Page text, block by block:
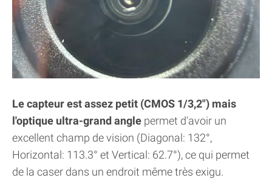
Le capteur est assez petit (CMOS 1/3,2") mais
l'optique ultra-grand angle permet d'avoir un
excellent champ de vision (Diagonal: 132°,
Horizontal: 113.3° et Vertical: 62.7°), ce qui permet
de la caser dans un endroit même très exigu.